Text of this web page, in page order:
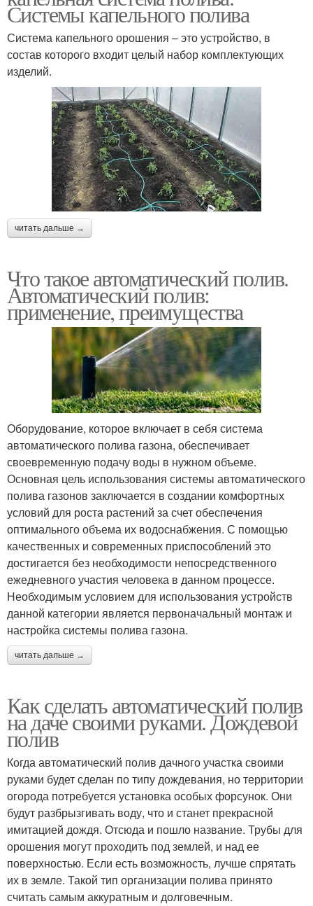
Системы капельного полива
Система капельного орошения – это устройство, в
состав которого входит целый набор комплектующих
изделий.
читать дальше →
Что такое автоматический полив.
Автоматический полив:
применение, преимущества
Оборудование, которое включает в себя система
автоматического полива газона, обеспечивает
своевременную подачу воды в нужном объеме.
Основная цель использования системы автоматического
полива газонов заключается в создании комфортных
условий для роста растений за счет обеспечения
оптимального объема их водоснабжения. С помощью
качественных и современных приспособлений это
достигается без необходимости непосредственного
ежедневного участия человека в данном процессе.
Необходимым условием для использования устройств
данной категории является первоначальный монтаж и
настройка системы полива газона.
читать дальше →
Как сделать автоматический полив
на даче своими руками. Дождевой
полив
Когда автоматический полив дачного участка своими
руками будет сделан по типу дождевания, но территории
огорода потребуется установка особых форсунок. Они
будут разбрызгивать воду, что и станет прекрасной
имитацией дождя. Отсюда и пошло название. Трубы для
орошения могут проходить под землей, и над ее
поверхностью. Если есть возможность, лучше спрятать
их в земле. Такой тип организации полива принято
считать самым аккуратным и долговечным.